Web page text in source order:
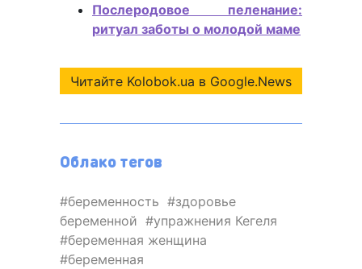
Послеродовое пеленание:
ритуал заботы о молодой маме
Читайте Kolobok.ua в Google.News
Облако тегов
беременность
здоровье
беременной
упражнения Кегеля
беременная женщина
беременная